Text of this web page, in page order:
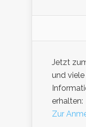
Jetzt
und
erhalten:
Zur